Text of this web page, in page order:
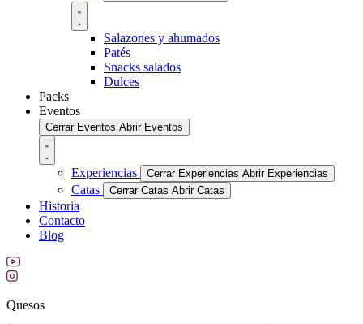
Salazones y ahumados
Patés
Snacks salados
Dulces
Packs
Eventos
Cerrar Eventos Abrir Eventos
Experiencias Cerrar Experiencias Abrir Experiencias
Catas Cerrar Catas Abrir Catas
Historia
Contacto
Blog
Quesos